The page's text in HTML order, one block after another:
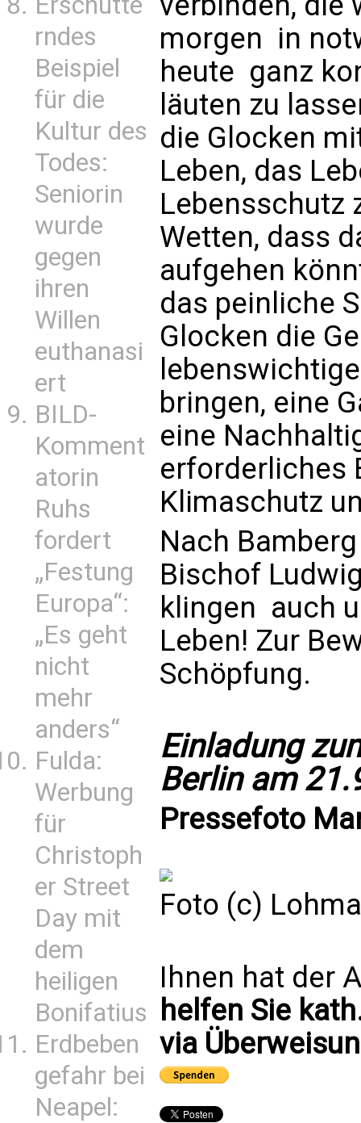
rndes
Beispiel
für die
Kultur des
Todes:
Seniorin
wurde
gegen
ihren
Willen
euthanasi
ert
BILD-
Komment
atorin
Ruhs
fordert
„Festung
Europa“:
„Es geht
nicht
mehr
anders“
Fulda:
Werbung
für
Christoph
er Street
Day mit
dem
heiligen
Bonifatius
Erdbeben
gefahr bei
Neapel:
morgen  in
heute  ganz
läuten zu
die Glocken
Leben, das
Lebensschutz
Wetten, dass
aufgehen
das peinliche
Glocken die
bringen, eine
eine
erforderliches
Klimaschutz
Nach
Bischof
klingen  auch
Leben! Zur
Schöpfung.
Einladung
Berlin am
Pressefoto
Foto (c)
Ihnen hat der
helfen Sie
via